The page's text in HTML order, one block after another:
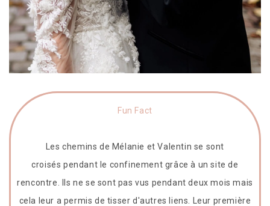
Fun Fact
Les chemins de Mélanie et Valentin se sont
croisés pendant le confinement grâce à un site de
rencontre. Ils ne se sont pas vus pendant deux mois mais
cela leur a permis de tisser d'autres liens. Leur première